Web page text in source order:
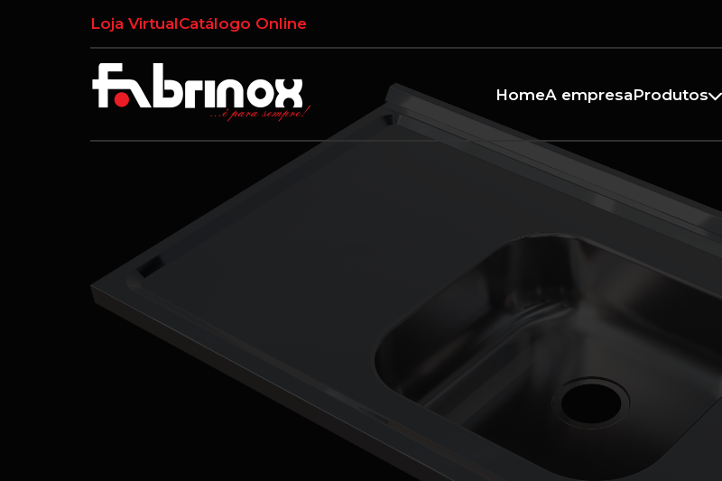
Loja VirtualCatálogo Online
HomeA empresaProdutos